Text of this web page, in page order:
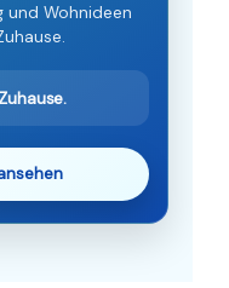
und Wohnideen